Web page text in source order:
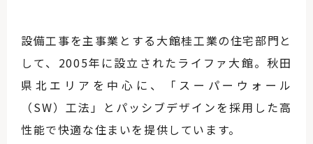
設備工事を主事業とする大館桂工業の住宅部門と
して、2005年に設立されたライファ大館。秋田
県北エリアを中心に、「スーパーウォール
（SW）工法」とパッシブデザインを採用した高
性能で快適な住まいを提供しています。